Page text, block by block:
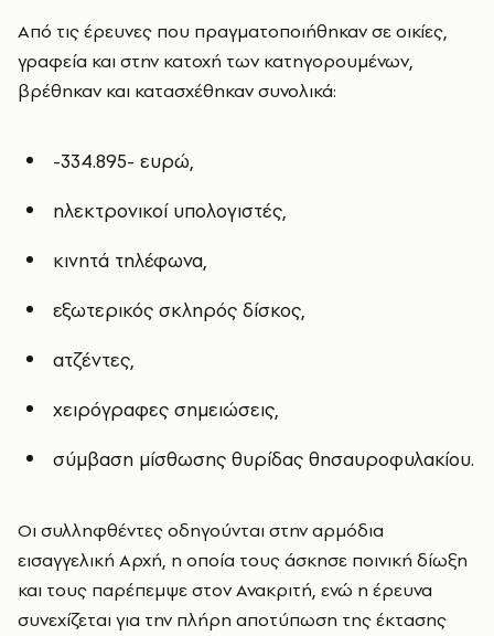
Από τις έρευνες που πραγματοποιήθηκαν σε οικίες,
γραφεία και στην κατοχή των κατηγορουμένων,
βρέθηκαν και κατασχέθηκαν συνολικά:
-334.895- ευρώ,
ηλεκτρονικοί υπολογιστές,
κινητά τηλέφωνα,
εξωτερικός σκληρός δίσκος,
ατζέντες,
χειρόγραφες σημειώσεις,
σύμβαση μίσθωσης θυρίδας θησαυροφυλακίου.
Οι συλληφθέντες οδηγούνται στην αρμόδια
εισαγγελική Αρχή, η οποία τους άσκησε ποινική δίωξη
και τους παρέπεμψε στον Ανακριτή, ενώ η έρευνα
συνεχίζεται για την πλήρη αποτύπωση της έκτασης